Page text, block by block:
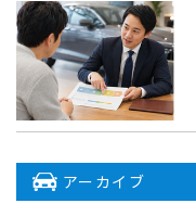
アーカイブ